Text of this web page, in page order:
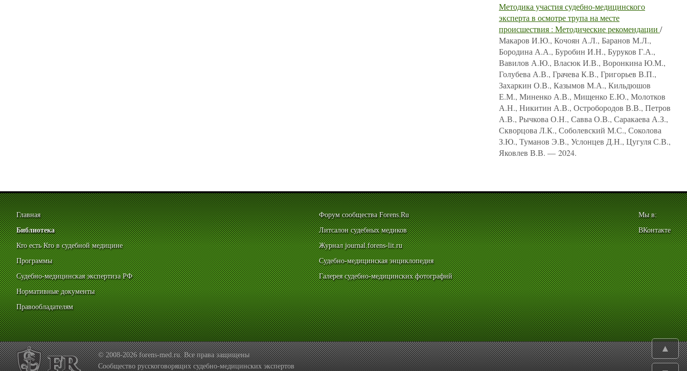
Методика участия судебно-медицинского
эксперта в осмотре трупа на месте
происшествия : Методические рекомендации /
Макаров И.Ю., Кочоян А.Л., Баранов М.Л.,
Бородина А.А., Буробин И.Н., Буруков Г.А.,
Вавилов А.Ю., Власюк И.В., Воронкина Ю.М.,
Голубева А.В., Грачева К.В., Григорьев В.П.,
Захаркин О.В., Казымов М.А., Кильдюшов
Е.М., Миненко А.В., Мищенко Е.Ю., Молотков
А.Н., Никитин А.В., Остробородов В.В., Петров
А.В., Рычкова О.Н., Савва О.В., Саракаева А.З.,
Скворцова Л.К., Соболевский М.С., Соколова
З.Ю., Туманов Э.В., Услонцев Д.Н., Цугуля С.В.,
Яковлев В.В. — 2024.
Главная
Библиотека
Кто есть Кто в судебной медицине
Программы
Судебно-медицинская экспертиза РФ
Нормативные документы
Правообладателям
Форум сообщества Forens.Ru
Литсалон судебных медиков
Журнал journal.forens-lit.ru
Судебно-медицинская энциклопедия
Галерея судебно-медицинских фотографий
Мы в:
ВКонтакте
© 2008-2026 forens-med.ru. Все права защищены
Сообщество русскоговорящих судебно-медицинских экспертов
▲